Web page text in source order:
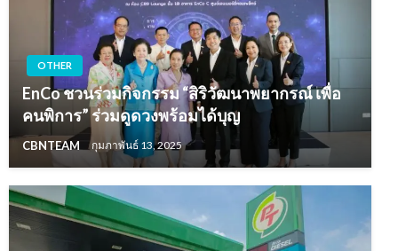
OTHER
EnCo ชวนร่วมกิจกรรม “สิริวัฒนาพยากรณ์ เพื่อ
คนพิการ” ร่วมดูดวงพร้อมได้บุญ
CBNTEAM กุมภาพันธ์ 13, 2025